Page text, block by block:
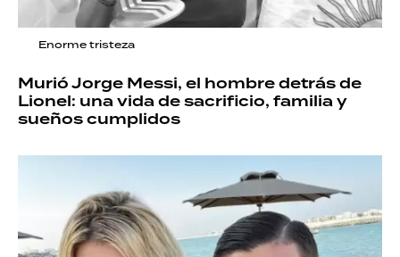
Enorme tristeza
Murió Jorge Messi, el hombre detrás de
Lionel: una vida de sacrificio, familia y
sueños cumplidos